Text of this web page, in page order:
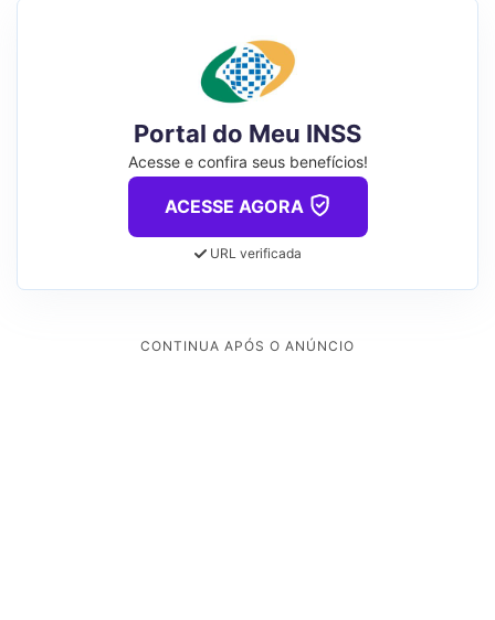
Portal do Meu INSS
Acesse e confira seus benefícios!
ACESSE AGORA
URL verificada